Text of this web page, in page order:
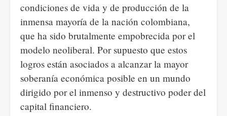
condiciones de vida y de producción de la
inmensa mayoría de la nación colombiana,
que ha sido brutalmente empobrecida por el
modelo neoliberal. Por supuesto que estos
logros están asociados a alcanzar la mayor
soberanía económica posible en un mundo
dirigido por el inmenso y destructivo poder del
capital financiero.